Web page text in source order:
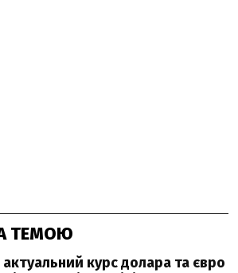
ТЕМОЮ
курс долара та євро